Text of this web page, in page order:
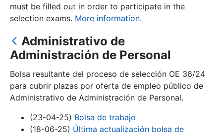
Show/Hide
Show/Hide
Show/Hide
must be filled out in order to participate in the
selection exams. More information.
Administrativo de
Administración de Personal
Bolsa resultante del proceso de selección OE 36/24
para cubrir plazas por oferta de empleo público de
Administrativo de Administración de Personal.
(23-04-25) Bolsa de trabajo
(18-06-25) Última actualización bolsa de